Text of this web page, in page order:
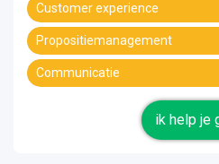
Customer experience
Propositiemanagement
Communicatie
ik help je